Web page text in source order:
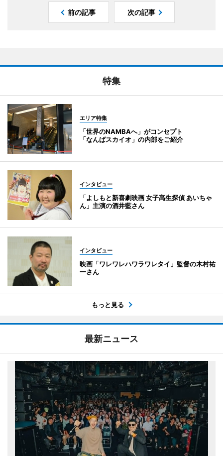
前の記事 次の記事
特集
エリア特集
「世界のNAMBAへ」がコンセプト
「なんばスカイオ」の内部をご紹介
インタビュー
「よしもと新喜劇映画 女子高生探偵 あいちゃ
ん」主演の酒井藍さん
インタビュー
映画「ワレワレハワラワレタイ」監督の木村祐
一さん
もっと見る
最新ニュース